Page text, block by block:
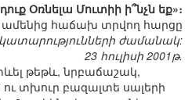
Օռնելա Մուտիի ի՞նչն եք»։
ամենից հաճախ տրվող հարցը
ժամանակ:
23 հուլիսի 2001թ.
թեթև, նրբաճաշակ,
ու տխուր բազալտե սալերի